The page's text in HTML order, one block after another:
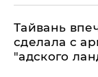
Тайвань
сделала с
"адского